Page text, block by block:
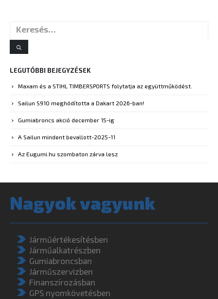
LEGUTÓBBI BEJEGYZÉSEK
Maxam és a STIHL TIMBERSPORTS folytatja az együttműködést.
Nagyok vagyunk
Járműértékesítésben
Járműalkatrészben
Finanszírozásban
GPS nyomkövetésben
Partnerek vagyunk